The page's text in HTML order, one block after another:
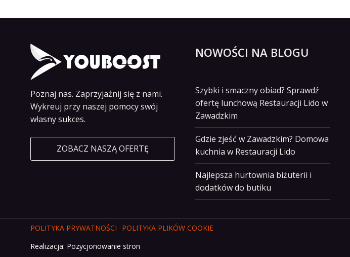
Poznaj nas. Zaprzyjaźnij się z nami.
Wykreuj przy naszej pomocy swój
własny sukces.
ZOBACZ NASZĄ OFERTĘ
NOWOŚCI NA BLOGU
Szybki i smaczny obiad? Sprawdź
ofertę lunchową Restauracji Lido w
Zawadzkim
Gdzie zjeść w Zawadzkim? Domowa
kuchnia w Restauracji Lido
Najlepsza hurtownia biżuterii i
dodatków do butiku
POLITYKA PRYWATNOŚCI
POLITYKA PLIKÓW COOKIE
Realizacja: Pozycjonowanie stron